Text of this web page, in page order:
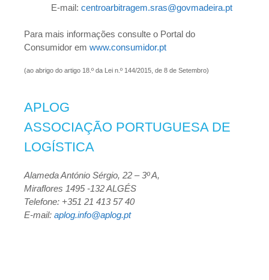
E-mail: centroarbitragem.sras@govmadeira.pt
Para mais informações consulte o Portal do
Consumidor em www.consumidor.pt
(ao abrigo do artigo 18.º da Lei n.º 144/2015, de 8 de Setembro)
APLOG
ASSOCIAÇÃO PORTUGUESA DE
LOGÍSTICA
Alameda António Sérgio, 22 – 3º A,
Miraflores 1495 -132 ALGÉS
Telefone: +351 21 413 57 40
E-mail: aplog.info@aplog.pt